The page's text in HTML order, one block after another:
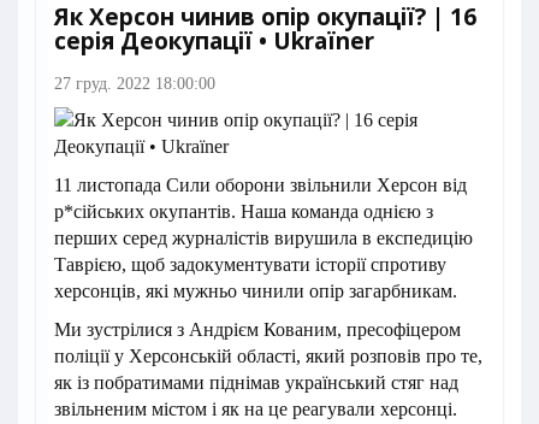
Як Херсон чинив опір окупації? | 16
серія Деокупації • Ukraїner
27 груд. 2022 18:00:00
11 листопада Сили оборони звільнили Херсон від
р*сійських окупантів. Наша команда однією з
перших серед журналістів вирушила в експедицію
Таврією, щоб задокументувати історії спротиву
херсонців, які мужньо чинили опір загарбникам.
Ми зустрілися з Андрієм Кованим, пресофіцером
поліції у Херсонській області, який розповів про те,
як із побратимами піднімав український стяг над
звільненим містом і як на це реагували херсонці.